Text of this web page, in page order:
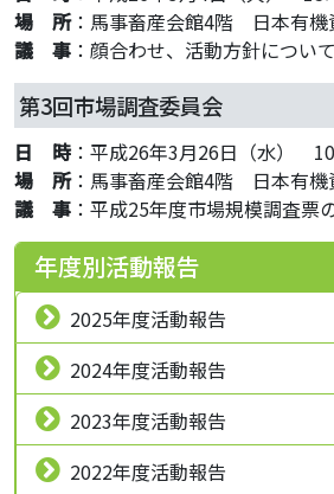
場 所：馬事畜産会館4階 日本有機
議 事 ：顔合わせ、活動方針について
第3回市場調査委員会
日 時：平成26年3月26日（水）
場 所：馬事畜産会館4階 日本有機
議 事 ：平成25年度市場規模調査票
年度別活動報告
2025年度活動報告
2024年度活動報告
2023年度活動報告
2022年度活動報告